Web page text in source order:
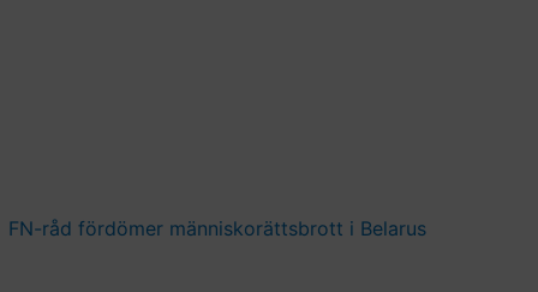
FN-råd fördömer människorättsbrott i Belarus